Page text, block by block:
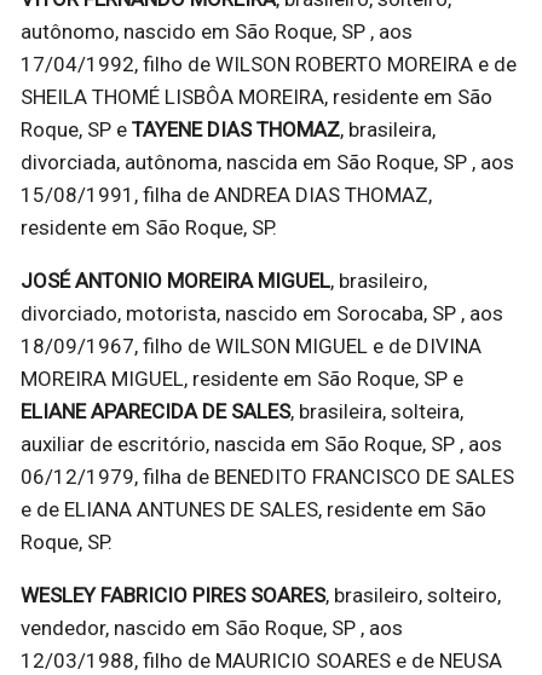
autônomo, nascido em São Roque, SP , aos
17/04/1992, filho de WILSON ROBERTO MOREIRA e de
SHEILA THOMÉ LISBÔA MOREIRA, residente em São
Roque, SP e TAYENE DIAS THOMAZ, brasileira,
divorciada, autônoma, nascida em São Roque, SP , aos
15/08/1991, filha de ANDREA DIAS THOMAZ,
residente em São Roque, SP.
JOSÉ ANTONIO MOREIRA MIGUEL, brasileiro,
divorciado, motorista, nascido em Sorocaba, SP , aos
18/09/1967, filho de WILSON MIGUEL e de DIVINA
MOREIRA MIGUEL, residente em São Roque, SP e
ELIANE APARECIDA DE SALES, brasileira, solteira,
auxiliar de escritório, nascida em São Roque, SP , aos
06/12/1979, filha de BENEDITO FRANCISCO DE SALES
e de ELIANA ANTUNES DE SALES, residente em São
Roque, SP.
WESLEY FABRICIO PIRES SOARES, brasileiro, solteiro,
vendedor, nascido em São Roque, SP , aos
12/03/1988, filho de MAURICIO SOARES e de NEUSA